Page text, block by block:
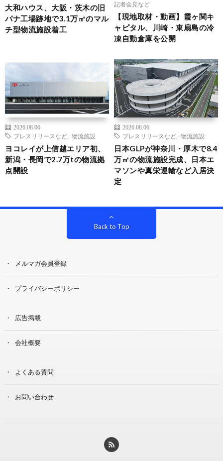
大和ハウス、大阪・茨木の旧
パナ工場跡地で3.1万㎡のマル
チ型物流施設着工
記者会見など
【現地取材・動画】霞ヶ関キ
ャピタル、川崎・東扇島の冷
凍自動倉庫を公開
2026.08.06
プレスリリースなど
物流施設
ヨコレイが上信越エリア初、
新潟・長岡で2.7万tの物流拠
点開設
2026.08.06
プレスリリースなど
物流施設
日本GLPが神奈川・厚木で8.4
万㎡の物流施設完成、日本エ
マソンや真栄運輸など入居決
定
Back to Top
メルマガ会員登録
プライバシーポリシー
広告掲載
会社概要
よくある質問
お問い合わせ